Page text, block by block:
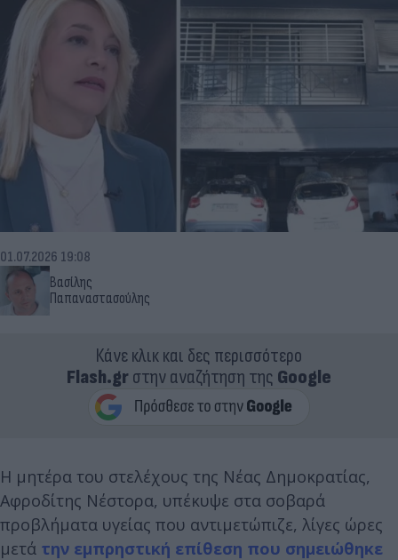
Βασίλης
Παπαναστασούλης
01.07.2026 19:08
Κάνε κλικ και δες περισσότερο
Flash.grστην αναζήτηση της Google
Η μητέρα του στελέχους της Νέας Δημοκρατίας,
Αφροδίτης Νέστορα, υπέκυψε στα σοβαρά
προβλήματα υγείας που αντιμετώπιζε, λίγες ώρες
μετά την εμπρηστική επίθεση που σημειώθηκε